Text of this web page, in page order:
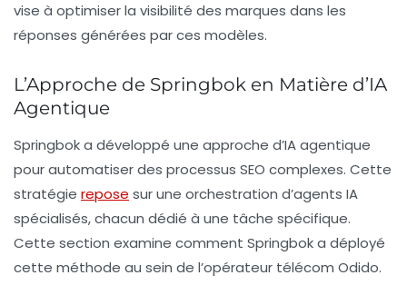
vise à optimiser la visibilité des marques dans les
réponses générées par ces modèles.
L’Approche de Springbok en Matière d’IA
Agentique
Springbok a développé une approche d’IA agentique
pour automatiser des processus SEO complexes. Cette
stratégie repose sur une orchestration d’agents IA
spécialisés, chacun dédié à une tâche spécifique.
Cette section examine comment Springbok a déployé
cette méthode au sein de l’opérateur télécom Odido.